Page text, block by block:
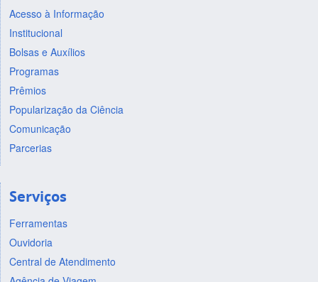
Acesso à Informação
Institucional
Bolsas e Auxílios
Programas
Prêmios
Popularização da Ciência
Comunicação
Parcerias
Serviços
Ferramentas
Ouvidoria
Central de Atendimento